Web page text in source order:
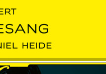
Vilabertran, Canònica
Johannes Brahms: Die